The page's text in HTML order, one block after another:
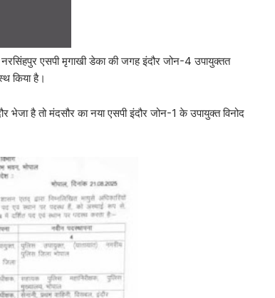
एसपी मृगाखी डेका की जगह इंदौर जोन-4 उपायुक्तत
किया है।
भेजा है तो मंदसौर का नया एसपी इंदौर जोन-1 के उपायुक्त विनोद